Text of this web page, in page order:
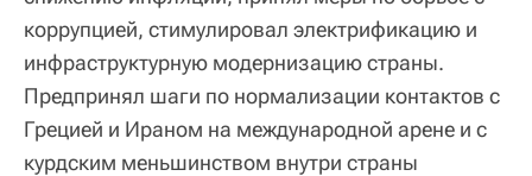
коррупцией, стимулировал электрификацию и
инфраструктурную модернизацию страны.
Предпринял шаги по нормализации контактов с
Грецией и Ираном на международной арене и с
курдским меньшинством внутри страны